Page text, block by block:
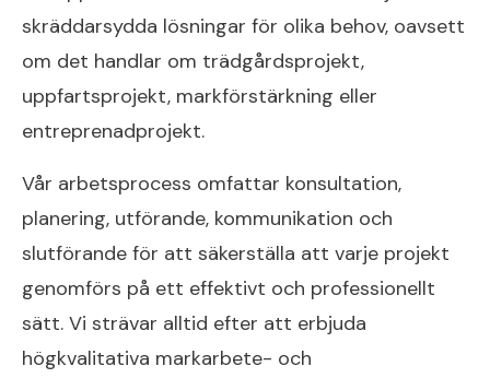
skräddarsydda lösningar för olika behov, oavsett
om det handlar om trädgårdsprojekt,
uppfartsprojekt, markförstärkning eller
entreprenadprojekt.
Vår arbetsprocess omfattar konsultation,
planering, utförande, kommunikation och
slutförande för att säkerställa att varje projekt
genomförs på ett effektivt och professionellt
sätt. Vi strävar alltid efter att erbjuda
högkvalitativa markarbete- och